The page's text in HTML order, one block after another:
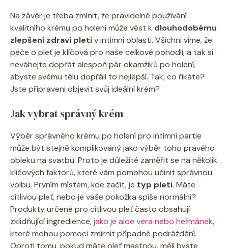
Na závěr je třeba zmínit, že pravidelné používání
kvalitního krému po holení může vést k dlouhodobému
zlepšení zdraví pletiv intimní oblasti. Všichni víme, že
péče o pleť je klíčová pro naše celkové pohodlí, a tak si
neváhejte dopřát alespoň pár okamžiků po holení,
abyste svému tělu dopřáli to nejlepší. Tak, co říkáte?
Jste připraveni objevit svůj ideální krém?
Jak vybrat správný krém
Výběr správného krému po holení pro intimní partie
může být stejně komplikovaný jako výběr toho pravého
obleku na svatbu. Proto je důležité zaměřit se na několik
klíčových faktorů, které vám pomohou učinit správnou
volbu. Prvním místem, kde začít, je typ pleti. Máte
citlivou pleť, nebo je vaše pokožka spíše normální?
Produkty určené pro citlivou pleť často obsahují
zklidňující ingredience,jako je aloe vera nebo heřmánek,
které mohou pomoci zmírnit případné podráždění.
Oproti tomu, pokud máte pleť mastnou, měli byste